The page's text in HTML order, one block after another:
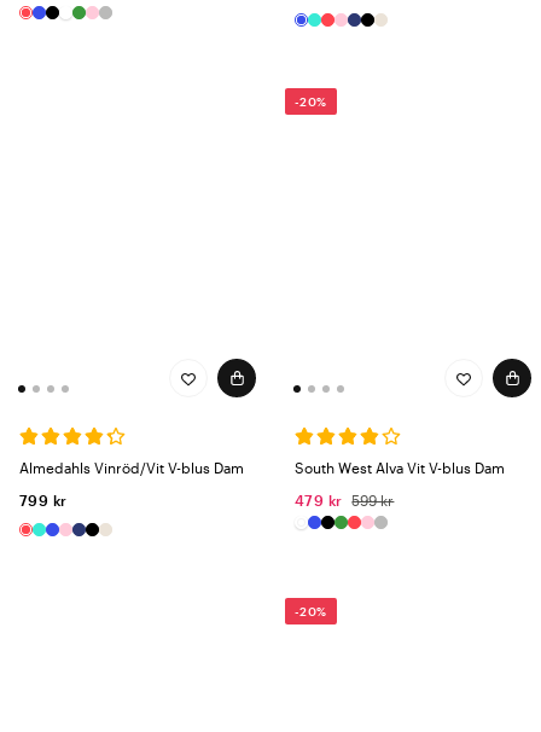
Almedahls Vinröd/Vit V-blus Dam
799 kr
-20%
South West Alva Vit V-blus Dam
479 kr
599 kr
-20%